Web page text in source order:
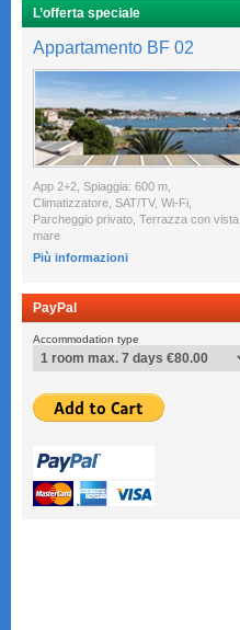
L’offerta speciale
Appartamento BF 02
App 2+2, Spiaggia: 600 m,
Climatizzatore, SAT/TV, Wi-Fi,
Parcheggio privato, Terrazza con vista
mare
Più informazioni
PayPal
Accommodation type